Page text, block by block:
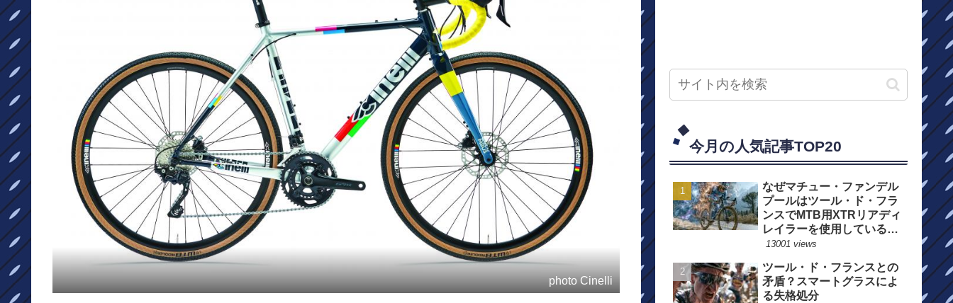
photo Cinelli
今月の人気記事TOP20
なぜマチュー・ファンデル
プールはツール・ド・フラ
ンスでMTB用XTRリアディ
レイラーを使用しているの
か？
13001 views
ツール・ド・フランスとの
矛盾？スマートグラスによ
る失格処分